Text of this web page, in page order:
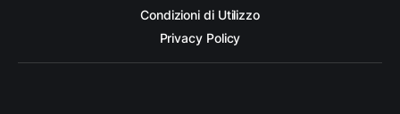
Condizioni di Utilizzo
Privacy Policy